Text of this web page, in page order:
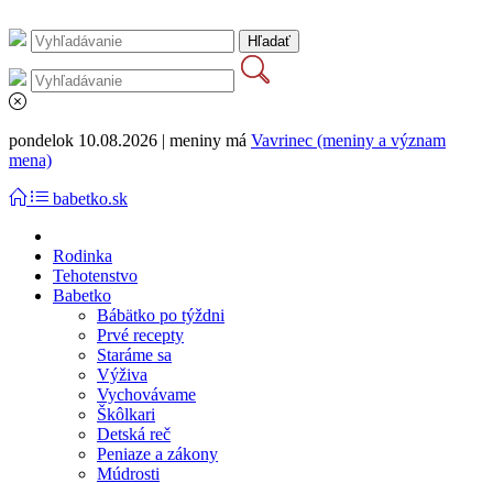
pondelok 10.08.2026 | meniny má Vavrinec (meniny a význam
mena)
babetko.sk
Rodinka
Tehotenstvo
Babetko
Bábätko po týždni
Prvé recepty
Staráme sa
Výživa
Vychovávame
Škôlkari
Detská reč
Peniaze a zákony
Múdrosti